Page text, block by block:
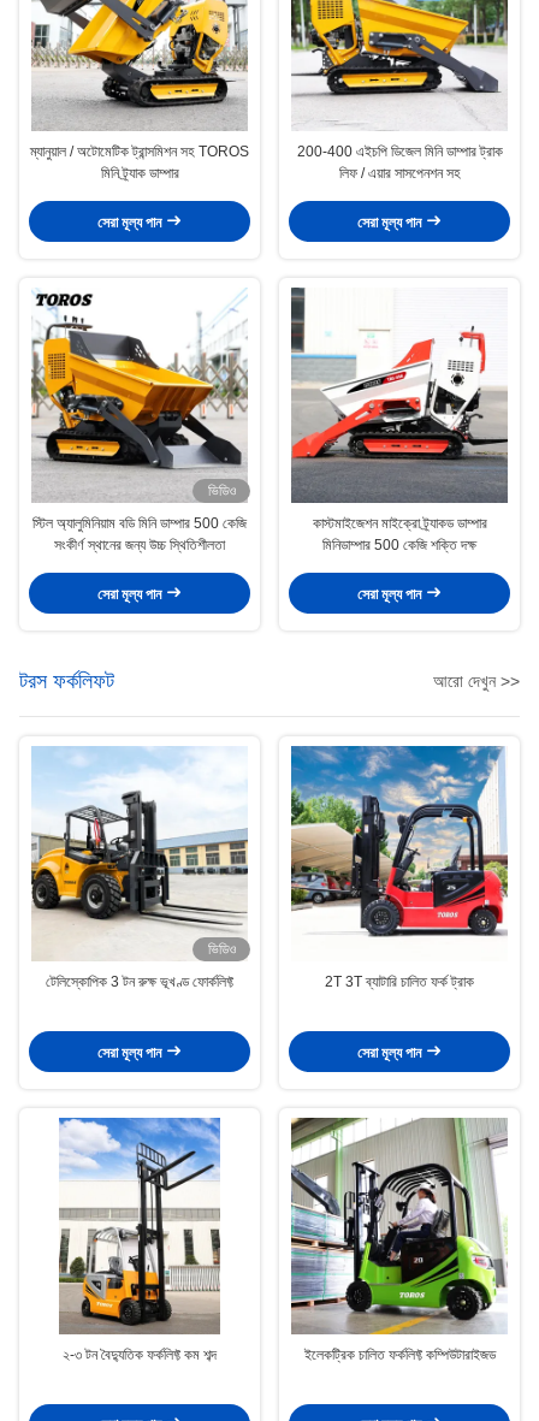
ম্যানুয়াল / অটোমেটিক ট্রান্সমিশন সহ TOROS
মিনি ট্র্যাক ডাম্পার
সেরা মূল্য পান
200-400 এইচপি ডিজেল মিনি ডাম্পার ট্রাক
লিফ / এয়ার সাসপেনশন সহ
সেরা মূল্য পান
ভিডিও
স্টিল অ্যালুমিনিয়াম বডি মিনি ডাম্পার 500 কেজি
সংকীর্ণ স্থানের জন্য উচ্চ স্থিতিশীলতা
সেরা মূল্য পান
কাস্টমাইজেশন মাইক্রো ট্র্যাকড ডাম্পার
মিনিডাম্পার 500 কেজি শক্তি দক্ষ
সেরা মূল্য পান
টরস ফর্কলিফট আরো দেখুন >>
ভিডিও
টেলিস্কোপিক 3 টন রুক্ষ ভূখণ্ড ফোর্কলিফ্ট
সেরা মূল্য পান
2T 3T ব্যাটারি চালিত ফর্ক ট্রাক
সেরা মূল্য পান
২-৩ টন বৈদ্যুতিক ফর্কলিফ্ট কম শব্দ ইলেকট্রিক চালিত ফর্কলিফ্ট কম্পিউটারাইজড